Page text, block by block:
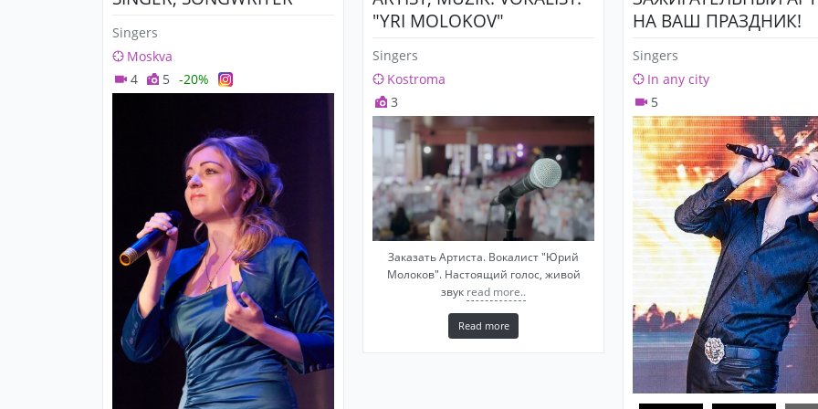
Singers
Moskva
4
5 -20%
"YRI MOLOKOV"
Singers
Kostroma
3
Заказать Артиста. Вокалист "Юрий
Молоков". Настоящий голос, живой
звук read more..
Read more
НА ВАШ ПРАЗДНИК!
Singers
In any city
5